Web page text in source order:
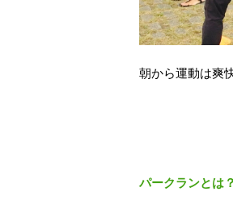
朝から運動は爽
パークランとは？